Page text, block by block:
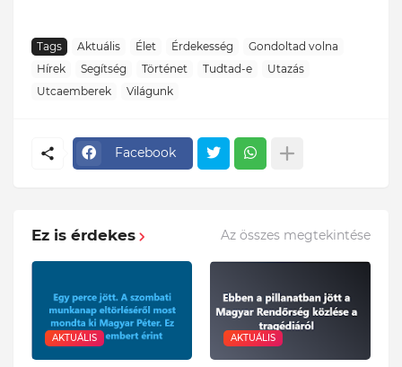
Tags Aktuális Élet Érdekesség
Gondoltad volna
Hírek
Segítség Történet Tudtad-e
Utazás
Utcaemberek
Világunk
Facebook
Ez is érdekes Az összes megtekintése
AKTUÁLIS AKTUÁLIS